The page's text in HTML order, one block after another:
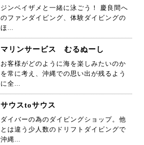
ジンベイザメと一緒に泳ごう！ 慶良間へ
のファンダイビング、体験ダイビングの
ほ...
マリンサービス むるぬーし
お客様がどのように海を楽しみたいのか
を常に考え、沖縄での思い出が残るよう
に全...
サウスtoサウス
ダイバーの為のダイビングショップ。他
とは違う少人数のドリフトダイビングで
沖縄...